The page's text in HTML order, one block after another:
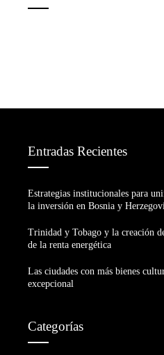
Entradas Recientes
Estrategias institucionales para
la inversión en Bosnia y
Trinidad y Tobago y la creación
de la renta energética
Las ciudades con más bienes
excepcional
Categorías